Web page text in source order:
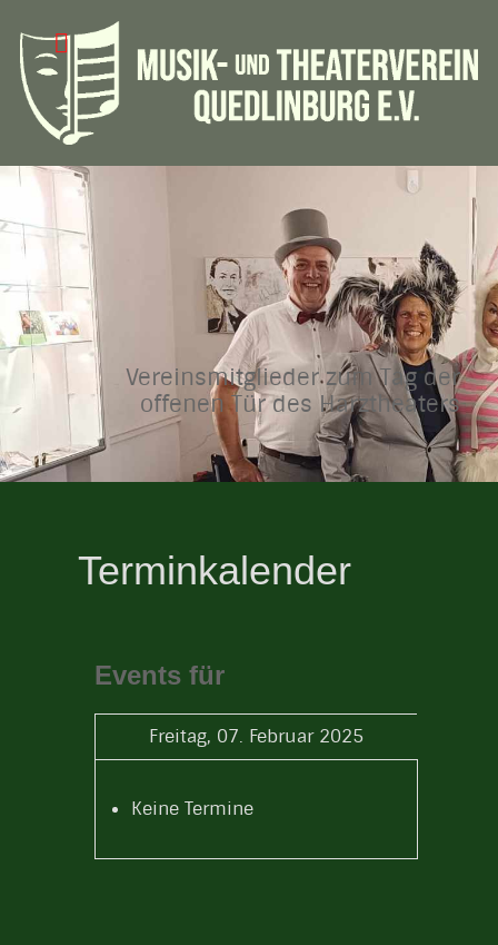
Vereinsmitglieder zum Tag der
offenen Tür des Harztheaters
Terminkalender
Events für
Freitag, 07. Februar 2025
Keine Termine